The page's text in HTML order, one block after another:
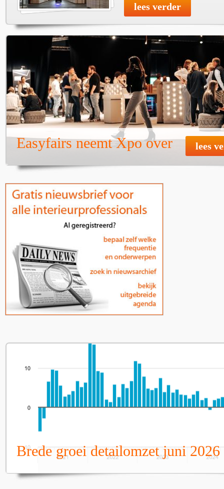
lees verder
Easyfairs neemt Xpo over lees
Brede groei detailomzet juni 2026